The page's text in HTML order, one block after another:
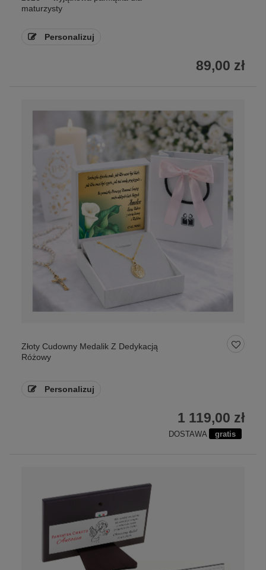
maturzysty
Personalizuj
89,00 zł
Złoty Cudowny Medalik Z Dedykacją
Różowy
Personalizuj
1 119,00 zł
DOSTAWA gratis